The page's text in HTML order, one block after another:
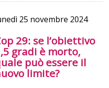
25 novembre 2024
29: se l’obiettivo
gradi è morto,
può essere il
limite?